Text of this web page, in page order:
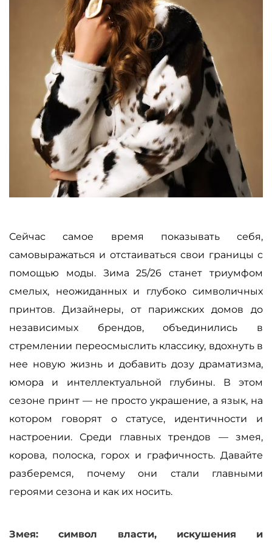
Сейчас самое время показывать себя,
самовыражаться и отстаиваться свои границы с
помощью моды. Зима 25/26 станет триумфом
смелых, неожиданных и глубоко символичных
принтов. Дизайнеры, от парижских домов до
независимых брендов, объединились в
стремлении переосмыслить классику, вдохнуть в
нее новую жизнь и добавить дозу драматизма,
юмора и интеллектуальной глубины. В этом
сезоне принт — не просто украшение, а язык, на
котором говорят о статусе, идентичности и
настроении. Среди главных трендов — змея,
корова, полоска, горох и графичность. Давайте
разберемся, почему они стали главными
героями сезона и как их носить.
Змея: символ власти, искушения и